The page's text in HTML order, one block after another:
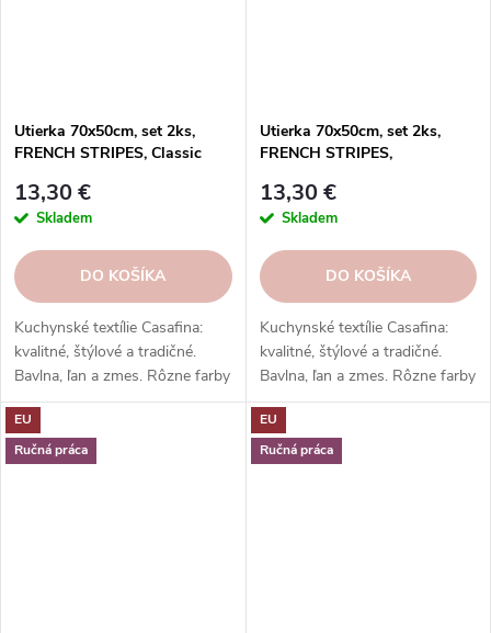
Utierka 70x50cm, set 2ks,
FRENCH STRIPES, Classic
13,30 €
Skladem
DO KOŠÍKA
Kuchynské textílie Casafina:
kvalitné, štýlové a tradičné.
Bavlna, ľan a zmes. Rôzne farby
a vzory. Hodí sa k riadu a
doplnkom. Skvelý darček.
Utierka 70x50cm, set 2ks,
FRENCH STRIPES,
13,30 €
Skladem
DO KOŠÍKA
Kuchynské textílie Casafina:
kvalitné, štýlové a tradičné.
Bavlna, ľan a zmes. Rôzne farby
a vzory. Hodí sa k riadu a
doplnkom. Skvelý darček.
EU
Ručná práca
EU
Ručná práca